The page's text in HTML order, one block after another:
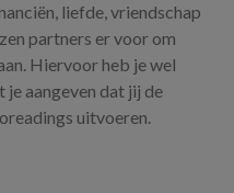
liefde, vriendschap
partners er voor om
Hiervoor heb je wel
je aangeven dat jij de
uitvoeren.